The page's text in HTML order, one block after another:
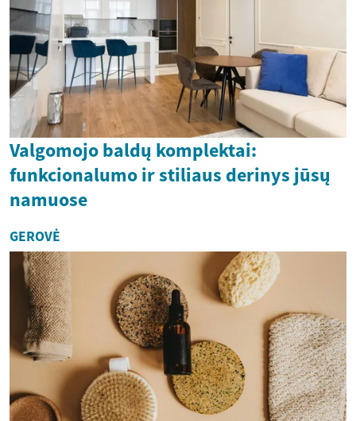
Valgomojo baldų komplektai:
funkcionalumo ir stiliaus derinys jūsų
namuose
GEROVĖ